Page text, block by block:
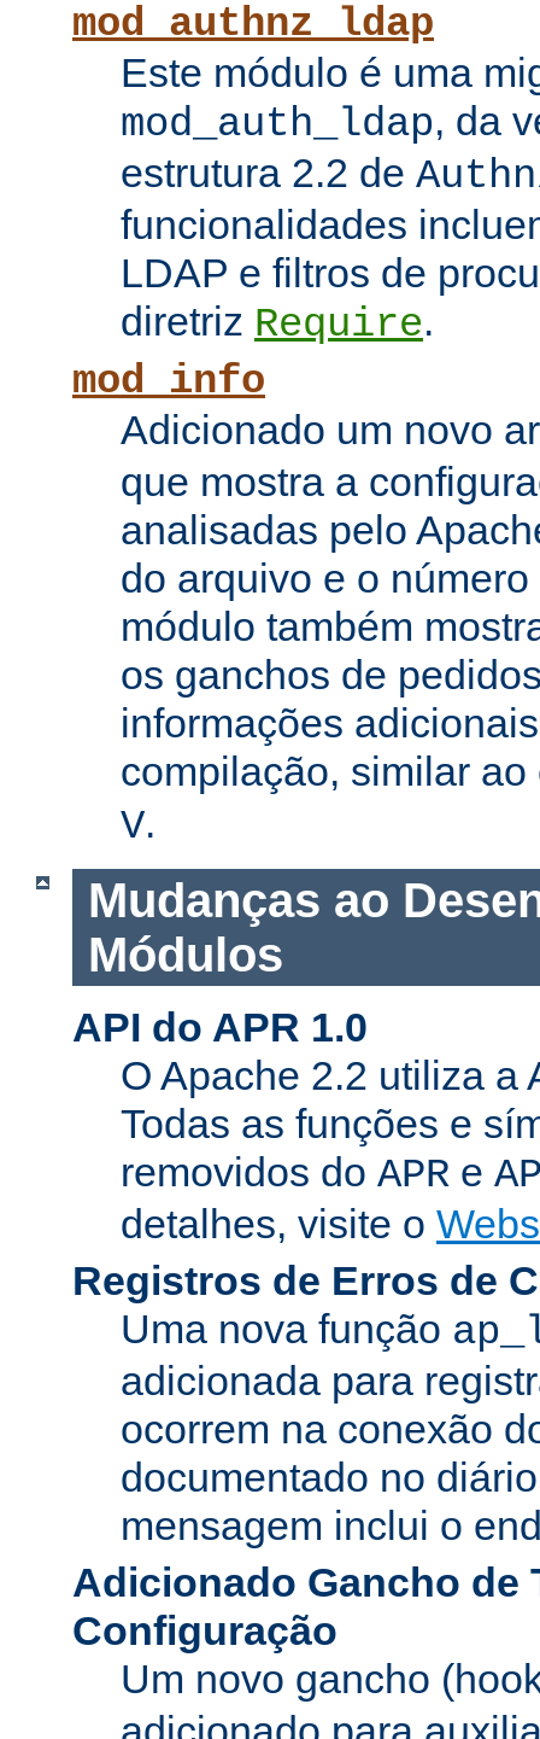
mod_authnz_ldap
Este módulo é uma
mod_auth_ldap, da
estrutura 2.2 de
funcionalidades
LDAP e filtros de
diretriz Require.
mod_info
Adicionado um novo
que mostra a
analisadas pelo
do arquivo e o
módulo também
os ganchos de
informações
compilação, similar
V.
Mudanças ao
Módulos
API do APR 1.0
O Apache 2.2 utiliza a
Todas as funções e
removidos do APR e
detalhes, visite o
Registros de Erros de
Uma nova função
adicionada para
ocorrem na conexão
documentado no
mensagem inclui o
Adicionado Gancho de
Configuração
Um novo gancho